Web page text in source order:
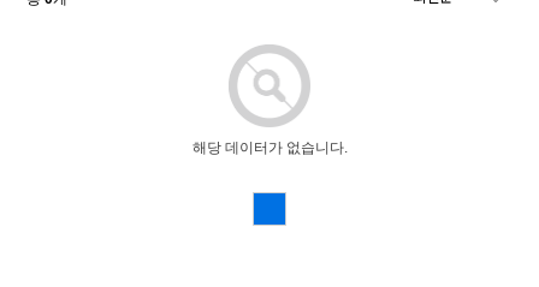
해당 데이터가 없습니다.